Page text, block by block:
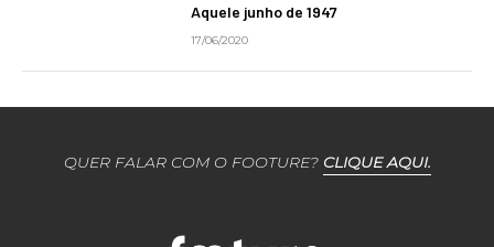
Aquele junho de 1947
17/06/2020
QUER FALAR COM O FOOTURE? CLIQUE AQUI.